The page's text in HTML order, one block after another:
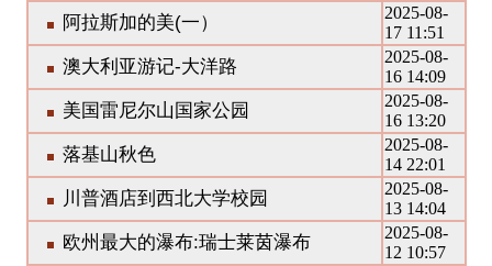
阿拉斯加的美(一）
2025-08-
17 11:51
澳大利亚游记-大洋路
2025-08-
16 14:09
美国雷尼尔山国家公园
2025-08-
16 13:20
落基山秋色
2025-08-
14 22:01
川普酒店到西北大学校园
2025-08-
13 14:04
欧州最大的瀑布:瑞士莱茵瀑布
2025-08-
12 10:57